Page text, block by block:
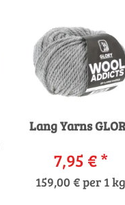
Lang Yarns
7,95 €*
159,00 € per 1 kg